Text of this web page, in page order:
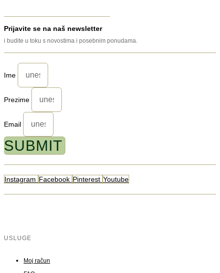
Prijavite se na naš newsletter
i budite u toku s novostima i posebnim ponudama.
Ime
Prezime
Email
SUBMIT
Instagram Facebook Pinterest Youtube
USLUGE
Moj račun